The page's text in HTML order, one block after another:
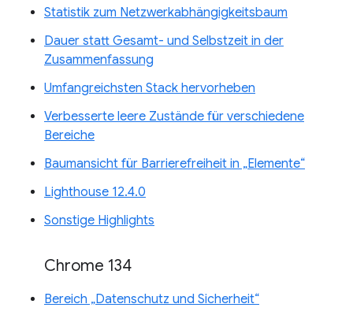
Statistik zum Netzwerkabhängigkeitsbaum
Dauer statt Gesamt- und Selbstzeit in der
Zusammenfassung
Umfangreichsten Stack hervorheben
Verbesserte leere Zustände für verschiedene
Bereiche
Baumansicht für Barrierefreiheit in „Elemente“
Lighthouse 12.4.0
Sonstige Highlights
Chrome 134
Bereich „Datenschutz und Sicherheit“